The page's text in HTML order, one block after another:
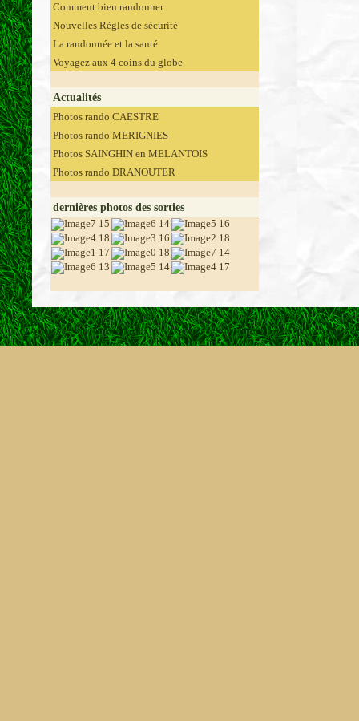
Comment bien randonner
Nouvelles Règles de sécurité
La randonnée et la santé
Voyagez aux 4 coins du globe
Actualités
Photos rando CAESTRE
Photos rando MERIGNIES
Photos SAINGHIN en MELANTOIS
Photos rando DRANOUTER
dernières photos des sorties